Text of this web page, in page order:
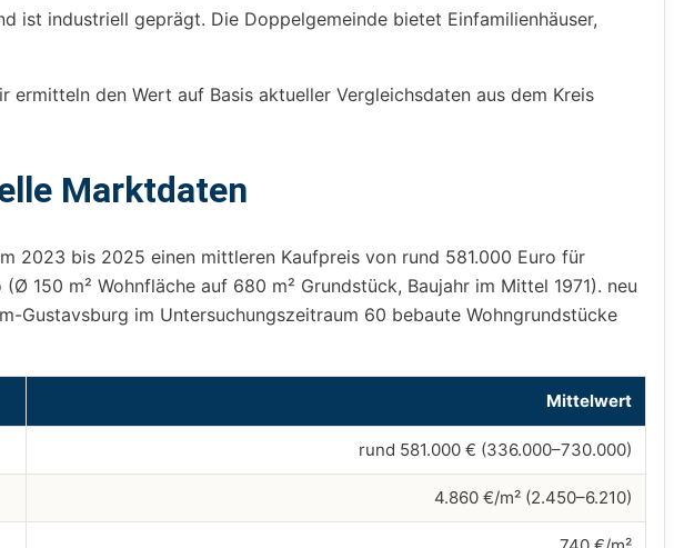
ist industriell geprägt. Die Doppelgemeinde bietet Einfamilienhäuser,
den Wert auf Basis aktueller Vergleichsdaten aus dem Kreis
Marktdaten
2023 bis 2025 einen mittleren Kaufpreis von rund 581.000 Euro für
150 m² Wohnfläche auf 680 m² Grundstück, Baujahr im Mittel 1971). neu
Gustavsburg im Untersuchungszeitraum 60 bebaute Wohngrundstücke
Mittelwert
rund 581.000 € (336.000–730.000)
4.860 €/m² (2.450–6.210)